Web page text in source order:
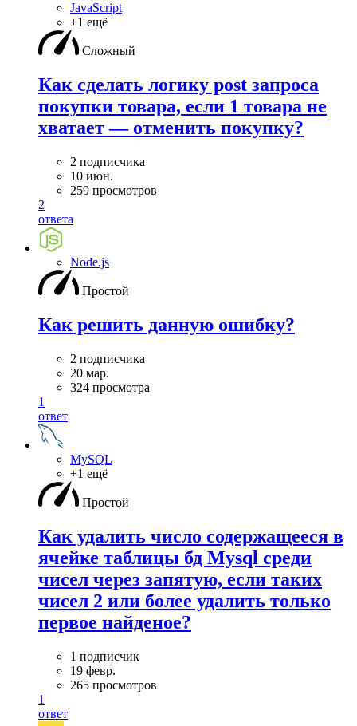
JavaScript
+1 ещё
Сложный
Как сделать логику post запроса
покупки товара, если 1 товара не
хватает — отменить покупку?
2 подписчика
10 июн.
259 просмотров
2
ответа
Node.js
Простой
Как решить данную ошибку?
2 подписчика
20 мар.
324 просмотра
1
ответ
MySQL
+1 ещё
Простой
Как удалить число содержащееся в
ячейке таблицы бд Mysql среди
чисел через запятую, если таких
чисел 2 или более удалить только
первое найденое?
1 подписчик
19 февр.
265 просмотров
1
ответ